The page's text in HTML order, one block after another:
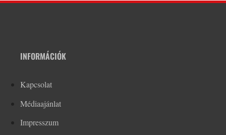
INFORMÁCIÓK
Kapcsolat
Médiaajánlat
Impresszum